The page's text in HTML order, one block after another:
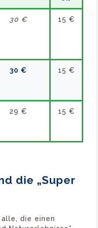
30 € 15 €
30 € 15 €
29 € 15 €
die „Super
die einen